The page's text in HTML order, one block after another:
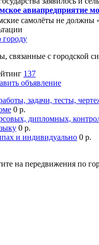
авиапредприятие
самолёты не должны
городу
связанные с городской
137
объявление
задачи, тесты,
0 р.
дипломных,
0 р.
и индивидуально 0 р.
на передвижения по